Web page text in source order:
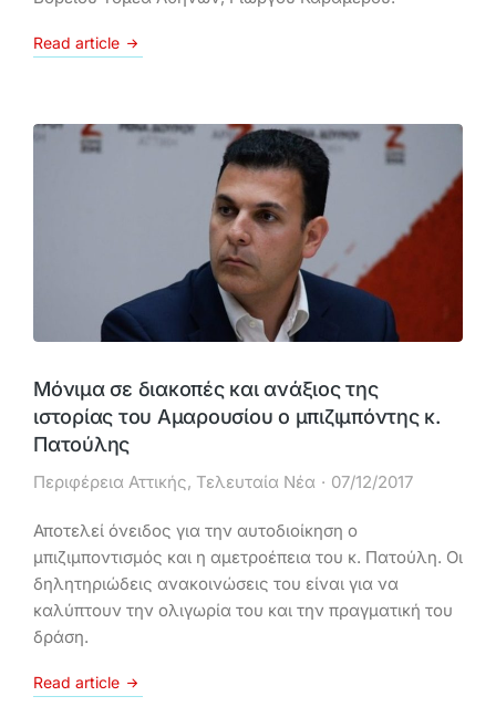
Read article
Μόνιμα σε διακοπές και ανάξιος της
ιστορίας του Αμαρουσίου ο μπιζιμπόντης κ.
Πατούλης
Περιφέρεια Αττικής, Τελευταία Νέα 07/12/2017
Αποτελεί όνειδος για την αυτοδιοίκηση ο
μπιζιμποντισμός και η αμετροέπεια του κ. Πατούλη. Οι
δηλητηριώδεις ανακοινώσεις του είναι για να
καλύπτουν την ολιγωρία του και την πραγματική του
δράση.
Read article